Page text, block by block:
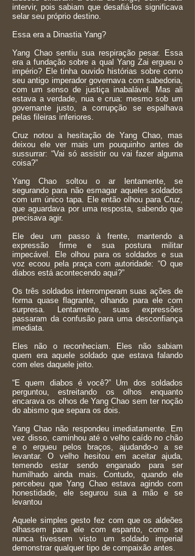
intervir, pois sabiam que desafiá-los significava
selar seu próprio destino.
Essa era a Dinastia Yang?
Yang Chao sentiu sua respiração pesar. Essa
era a fundação sobre a qual Yang Zai ergueu o
império? Ele tinha ouvido histórias sobre como
seu antigo imperador governava com sabedoria,
com um senso de justiça inabalável. Mas ali
estava a verdade, nua e crua: mesmo sob um
governante justo, a corrupção se espalhava
pelas fileiras inferiores.
Cruz notou a hesitação de Yang Chao, mas
deixou ele ver mais um pouquinho antes de
sussurrar: “Vai só assistir ou vai fazer alguma
coisa?”
Yang Chao soltou o ar lentamente, se
segurando para não esmagar aqueles soldados
com um único tapa. Ele então olhou para Cruz,
que aguardava por uma resposta, sabendo que
precisava agir.
Ele deu um passo à frente, mantendo a
expressão firme e sua postura militar
impecável. Ele olhou para os soldados e sua
voz ecoou pela praça com autoridade: “O que
diabos está acontecendo aqui?”
Os três soldados interromperam suas ações de
forma quase flagrante, olhando para ele com
surpresa. Lentamente, suas expressões
passaram da confusão para uma desconfiança
imediata.
Eles não o reconheciam. Eles não sabiam
quem era aquele soldado que estava falando
com eles daquele jeito.
“E quem diabos é você?” Um dos soldados
perguntou, estreitando os olhos enquanto
encarava os olhos de Yang Chao sem ter noção
do abismo que separa os dois.
Yang Chao não respondeu imediatamente. Em
vez disso, caminhou até o velho caído no chão
e o ergueu pelos braços, ajudando-o a se
levantar. O velho hesitou em aceitar ajuda,
temendo estar sendo enganado para ser
humilhado ainda mais. Contudo, quando ele
percebeu que Yang Chao estava agindo com
honestidade, ele segurou sua a mão e se
levantou
Aquele simples gesto fez com que os aldeões
olhassem para ele com espanto, como se
nunca tivessem visto um soldado imperial
demonstrar qualquer tipo de compaixão antes.